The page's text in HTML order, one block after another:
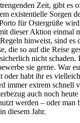
Zeit, gibt es
existentielle Sorgen
für Ostergrüße
dieser Aktion einmal
hinweist, sind es
die so auf die Reise
nicht schaden.
sie gerne. War
oder habt ihr es
immer extrem schnell
auch noch
werden – oder man
diesem Jahr.